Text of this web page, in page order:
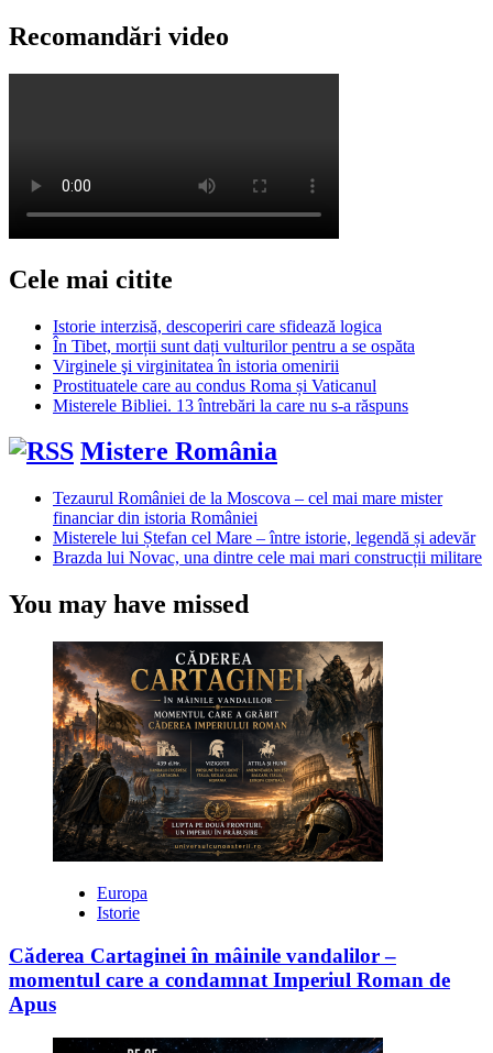
Recomandări video
Cele mai citite
Istorie interzisă, descoperiri care sfidează logica
În Tibet, morții sunt dați vulturilor pentru a se ospăta
Virginele şi virginitatea în istoria omenirii
Prostituatele care au condus Roma și Vaticanul
Misterele Bibliei. 13 întrebări la care nu s-a răspuns
Mistere România
Tezaurul României de la Moscova – cel mai mare mister
financiar din istoria României
Misterele lui Ștefan cel Mare – între istorie, legendă și adevăr
Brazda lui Novac, una dintre cele mai mari construcții militare
You may have missed
Europa
Istorie
Căderea Cartaginei în mâinile vandalilor –
momentul care a condamnat Imperiul Roman de
Apus